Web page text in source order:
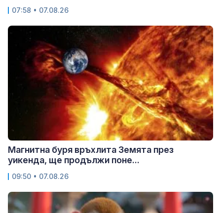
07:58 • 07.08.26
Магнитна буря връхлита Земята през
уикенда, ще продължи поне...
09:50 • 07.08.26